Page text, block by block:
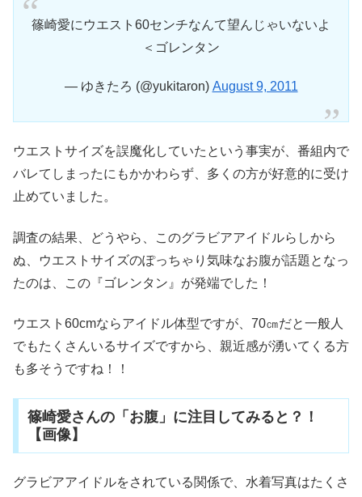
篠崎愛にウエスト60センチなんて望んじゃいないよ
＜ゴレンタン
— ゆきたろ (@yukitaron) August 9, 2011
ウエストサイズを誤魔化していたという事実が、番組内で
バレてしまったにもかかわらず、多くの方が好意的に受け
止めていました。
調査の結果、どうやら、このグラビアアイドルらしから
ぬ、ウエストサイズのぽっちゃり気味なお腹が話題となっ
たのは、この『ゴレンタン』が発端でした！
ウエスト60cmならアイドル体型ですが、70㎝だと一般人
でもたくさんいるサイズですから、親近感が湧いてくる方
も多そうですね！！
篠崎愛さんの「お腹」に注目してみると？！
【画像】
グラビアアイドルをされている関係で、水着写真はたくさ